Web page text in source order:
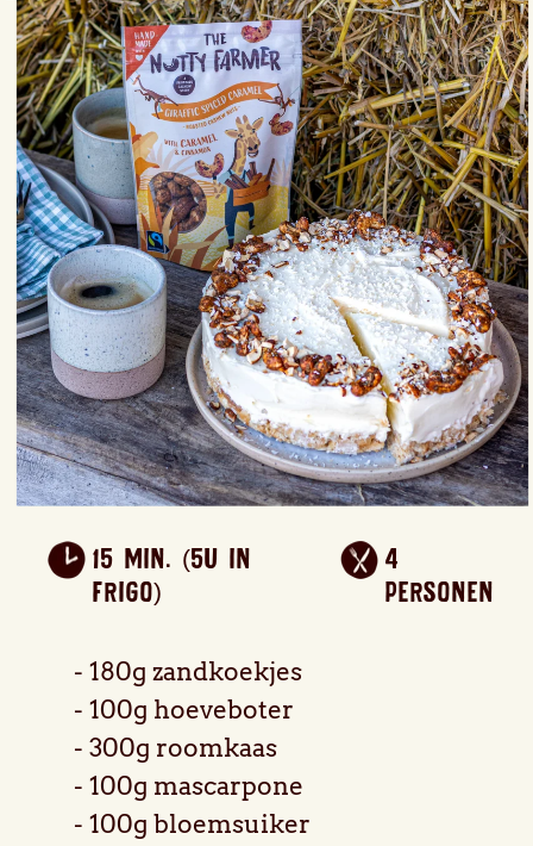
15 min. (5u in
frigo)
4
personen
180g zandkoekjes
100g hoeveboter
300g roomkaas
100g mascarpone
100g bloemsuiker